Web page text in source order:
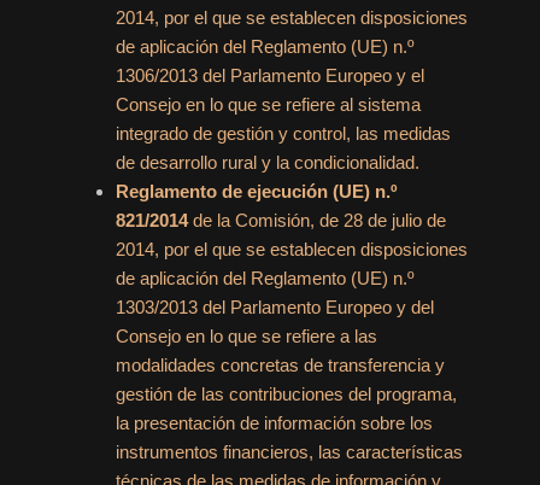
2014, por el que se establecen disposiciones
de aplicación del Reglamento (UE) n.º
1306/2013 del Parlamento Europeo y el
Consejo en lo que se refiere al sistema
integrado de gestión y control, las medidas
de desarrollo rural y la condicionalidad.
Reglamento de ejecución (UE) n.º
821/2014 de la Comisión, de 28 de julio de
2014, por el que se establecen disposiciones
de aplicación del Reglamento (UE) n.º
1303/2013 del Parlamento Europeo y del
Consejo en lo que se refiere a las
modalidades concretas de transferencia y
gestión de las contribuciones del programa,
la presentación de información sobre los
instrumentos financieros, las características
técnicas de las medidas de información y